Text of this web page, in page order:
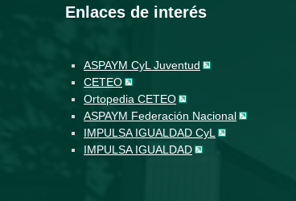
Enlaces de interés
ASPAYM CyL Juventud
CETEO
Ortopedia CETEO
ASPAYM Federación Nacional
IMPULSA IGUALDAD CyL
IMPULSA IGUALDAD